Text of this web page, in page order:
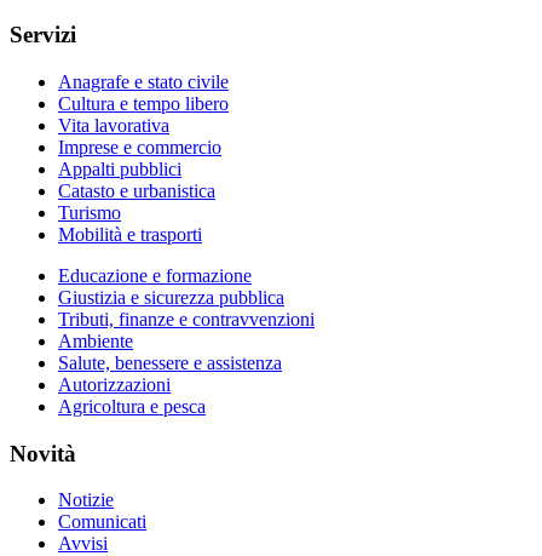
Servizi
Anagrafe e stato civile
Cultura e tempo libero
Vita lavorativa
Imprese e commercio
Appalti pubblici
Catasto e urbanistica
Turismo
Mobilità e trasporti
Educazione e formazione
Giustizia e sicurezza pubblica
Tributi, finanze e contravvenzioni
Ambiente
Salute, benessere e assistenza
Autorizzazioni
Agricoltura e pesca
Novità
Notizie
Comunicati
Avvisi